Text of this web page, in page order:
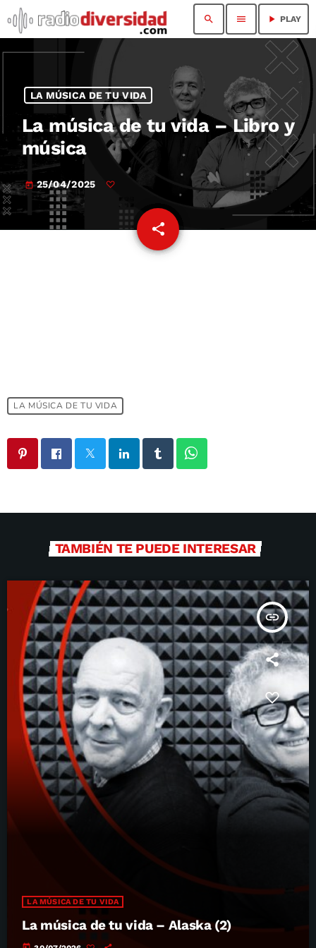
search menu play_arrow PLAY
LA MÚSICA DE TU VIDA
La música de tu vida – Libro y
música
today 25/04/2025
share
email
LA MÚSICA DE TU VIDA
TAMBIÉN TE PUEDE INTERESAR
insert_link
LA MÚSICA DE TU VIDA
La música de tu vida – Alaska (2)